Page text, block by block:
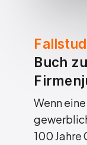
Buch
Wenn
100